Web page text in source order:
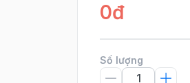
0đ
Số lượng